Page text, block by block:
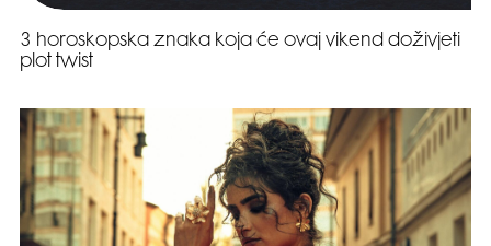
3 horoskopska znaka koja će ovaj vikend doživjeti
plot twist